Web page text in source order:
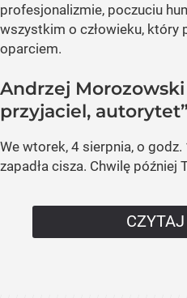
profesjonalizmie, poczuciu
wszystkim o człowieku, który
oparciem.
Andrzej Morozowski
przyjaciel, autorytet”
We wtorek, 4 sierpnia, o
zapadła cisza. Chwilę później